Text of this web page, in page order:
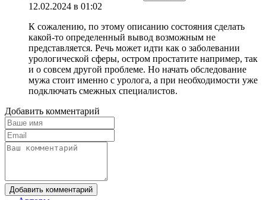
12.02.2024 в 01:02
К сожалению, по этому описанию состояния сделать
какой-то определенный вывод возможным не
представляется. Речь может идти как о заболевании
урологической сферы, остром простатите например, так
и о совсем другой проблеме. Но начать обследование
мужа стоит именно с уролога, а при необходимости уже
подключать смежных специалистов.
Добавить комментарий
Добавить комментарий